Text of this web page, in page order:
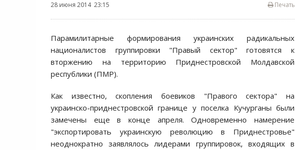
28 июня 2014 23:15 Печать
Парамилитарные формирования украинских радикальных
националистов группировки "Правый сектор" готовятся к
вторжению на территорию Приднестровской Молдавской
республики (ПМР).
Как известно, скопления боевиков "Правого сектора" на
украинско-приднестровской границе у поселка Кучурганы были
замечены еще в конце апреля. Одновременно намерение
"экспортировать украинскую революцию в Приднестровье"
неоднократно заявлялось лидерами группировок, входящих в